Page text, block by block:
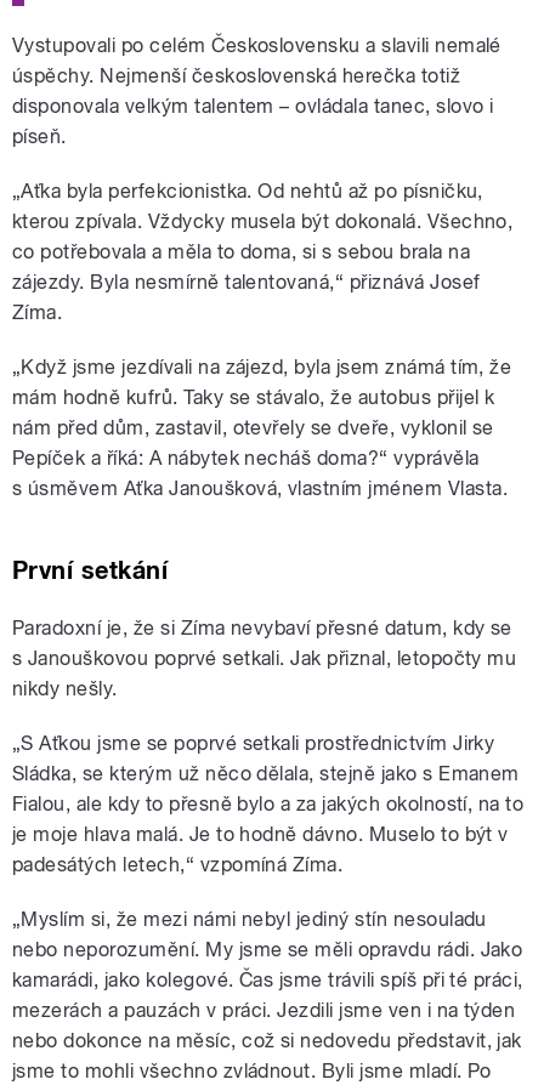
Vystupovali po celém Československu a slavili nemalé
úspěchy. Nejmenší československá herečka totiž
disponovala velkým talentem – ovládala tanec, slovo i
píseň.
„Aťka byla perfekcionistka. Od nehtů až po písničku,
kterou zpívala. Vždycky musela být dokonalá. Všechno,
co potřebovala a měla to doma, si s sebou brala na
zájezdy. Byla nesmírně talentovaná,“ přiznává Josef
Zíma.
„Když jsme jezdívali na zájezd, byla jsem známá tím, že
mám hodně kufrů. Taky se stávalo, že autobus přijel k
nám před dům, zastavil, otevřely se dveře, vyklonil se
Pepíček a říká: A nábytek necháš doma?“ vyprávěla
s úsměvem Aťka Janoušková, vlastním jménem Vlasta.
První setkání
Paradoxní je, že si Zíma nevybaví přesné datum, kdy se
s Janouškovou poprvé setkali. Jak přiznal, letopočty mu
nikdy nešly.
„S Aťkou jsme se poprvé setkali prostřednictvím Jirky
Sládka, se kterým už něco dělala, stejně jako s Emanem
Fialou, ale kdy to přesně bylo a za jakých okolností, na to
je moje hlava malá. Je to hodně dávno. Muselo to být v
padesátých letech,“ vzpomíná Zíma.
„Myslím si, že mezi námi nebyl jediný stín nesouladu
nebo neporozumění. My jsme se měli opravdu rádi. Jako
kamarádi, jako kolegové. Čas jsme trávili spíš při té práci,
mezerách a pauzách v práci. Jezdili jsme ven i na týden
nebo dokonce na měsíc, což si nedovedu představit, jak
jsme to mohli všechno zvládnout. Byli jsme mladí. Po